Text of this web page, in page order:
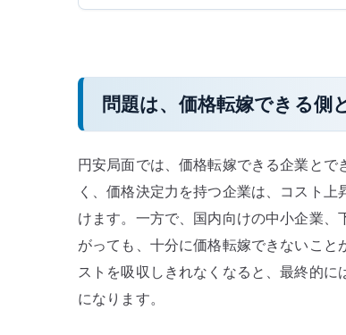
問題は、価格転嫁できる側
円安局面では、価格転嫁できる企業と
く、価格決定力を持つ企業は、コスト
けます。一方で、国内向けの中小企業
がっても、十分に価格転嫁できないこ
ストを吸収しきれなくなると、最終的
になります。